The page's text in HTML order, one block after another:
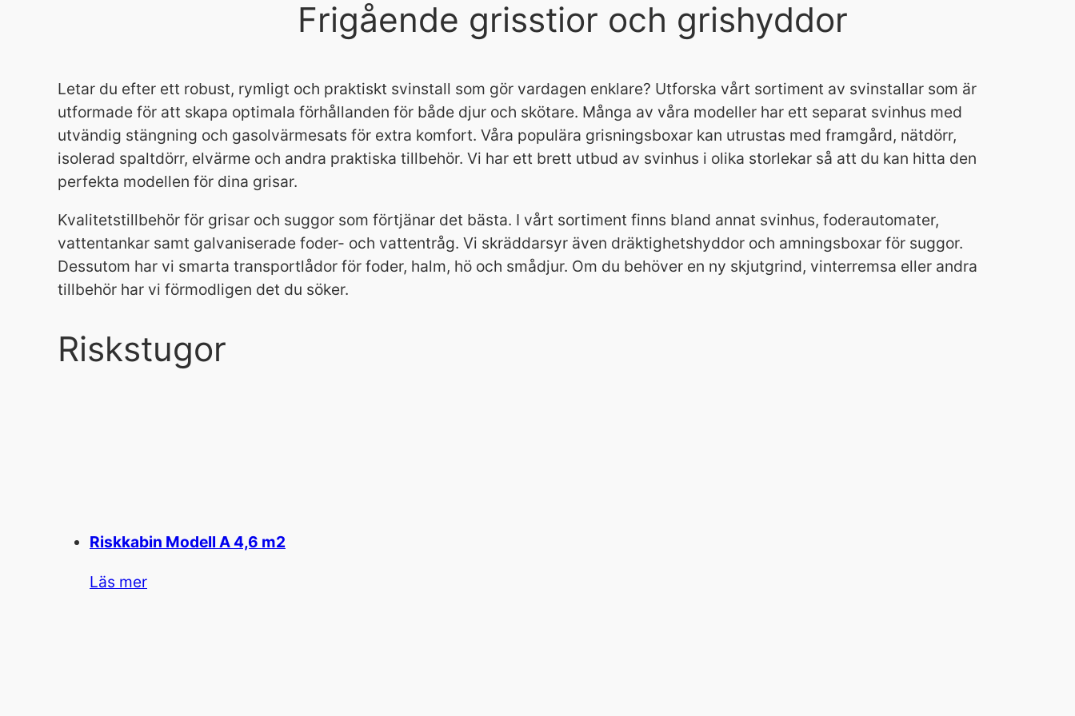
Frigående grisstior och grishyddor
Letar du efter ett robust, rymligt och praktiskt svinstall som gör vardagen enklare? Utforska vårt sortiment av svinstallar som är
utformade för att skapa optimala förhållanden för både djur och skötare. Många av våra modeller har ett separat svinhus med
utvändig stängning och gasolvärmesats för extra komfort. Våra populära grisningsboxar kan utrustas med framgård, nätdörr,
isolerad spaltdörr, elvärme och andra praktiska tillbehör. Vi har ett brett utbud av svinhus i olika storlekar så att du kan hitta den
perfekta modellen för dina grisar.
Kvalitetstillbehör för grisar och suggor som förtjänar det bästa. I vårt sortiment finns bland annat svinhus, foderautomater,
vattentankar samt galvaniserade foder- och vattentråg. Vi skräddarsyr även dräktighetshyddor och amningsboxar för suggor.
Dessutom har vi smarta transportlådor för foder, halm, hö och smådjur. Om du behöver en ny skjutgrind, vinterremsa eller andra
tillbehör har vi förmodligen det du söker.
Riskstugor
Riskkabin Modell A 4,6 m2
Läs mer